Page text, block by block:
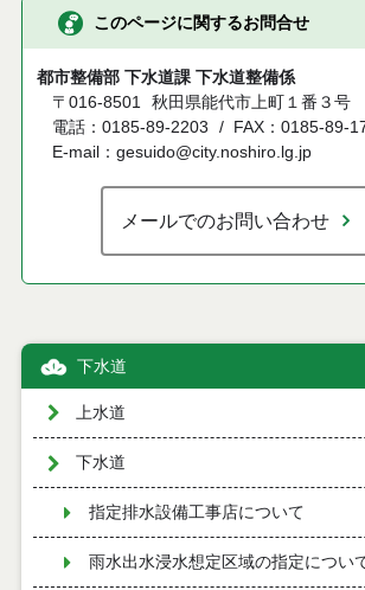
このページに関するお問合せ
都市整備部 下水道課 下水道整備係
〒016-8501
秋田県能代市上町１番３号
電話：0185-89-2203
FAX：0185-89-
E-mail：gesuido@city.noshiro.lg.jp
メールでのお問い合わせ
下水道
上水道
下水道
指定排水設備工事店について
雨水出水浸水想定区域の指定につい